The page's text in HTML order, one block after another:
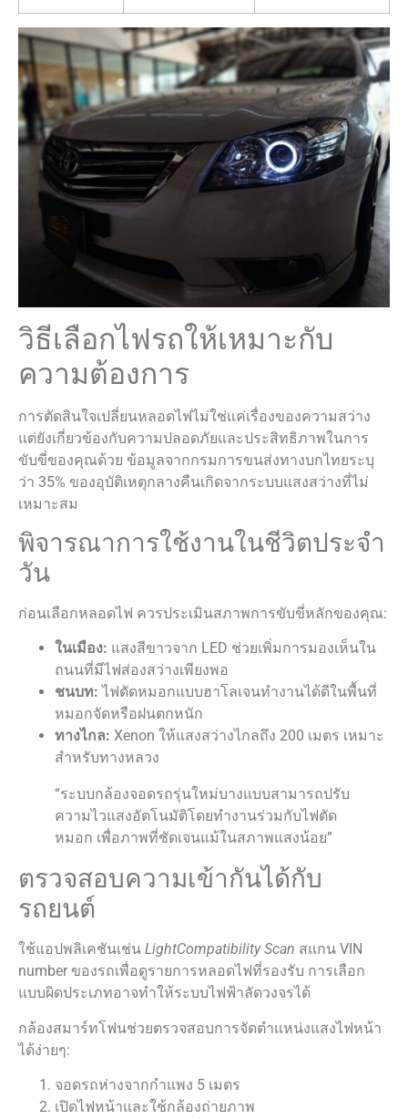
วิธีเลือกไฟรถให้เหมาะกับ
ความต้องการ
การตัดสินใจเปลี่ยนหลอดไฟไม่ใช่แค่เรื่องของความสว่าง
แต่ยังเกี่ยวข้องกับความปลอดภัยและประสิทธิภาพในการ
ขับขี่ของคุณด้วย ข้อมูลจากกรมการขนส่งทางบกไทยระบุ
ว่า 35% ของอุบัติเหตุกลางคืนเกิดจากระบบแสงสว่างที่ไม่
เหมาะสม
พิจารณาการใช้งานในชีวิตประจำ
วัน
ก่อนเลือกหลอดไฟ ควรประเมินสภาพการขับขี่หลักของคุณ:
ในเมือง: แสงสีขาวจาก LED ช่วยเพิ่มการมองเห็นใน
ถนนที่มีไฟส่องสว่างเพียงพอ
ชนบท: ไฟตัดหมอกแบบฮาโลเจนทำงานได้ดีในพื้นที่
หมอกจัดหรือฝนตกหนัก
ทางไกล: Xenon ให้แสงสว่างไกลถึง 200 เมตร เหมาะ
สำหรับทางหลวง
“ระบบกล้องจอดรถรุ่นใหม่บางแบบสามารถปรับ
ความไวแสงอัตโนมัติโดยทำงานร่วมกับไฟตัด
หมอก เพื่อภาพที่ชัดเจนแม้ในสภาพแสงน้อย”
ตรวจสอบความเข้ากันได้กับ
รถยนต์
ใช้แอปพลิเคชันเช่น LightCompatibility Scan สแกน VIN
number ของรถเพื่อดูรายการหลอดไฟที่รองรับ การเลือก
แบบผิดประเภทอาจทำให้ระบบไฟฟ้าลัดวงจรได้
กล้องสมาร์ทโฟนช่วยตรวจสอบการจัดตำแหน่งแสงไฟหน้า
ได้ง่ายๆ:
จอดรถห่างจากกำแพง 5 เมตร
เปิดไฟหน้าและใช้กล้องถ่ายภาพ